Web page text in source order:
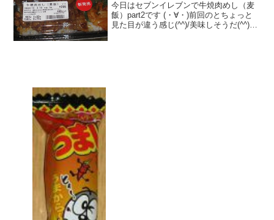
今日はセブンイレブンで牛焼肉めし（麦
飯）part2です (・∀・)前回のとちょっと
見た目が違う感じ(^^)/美味しそうだ(^^)麦